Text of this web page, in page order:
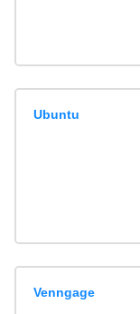
Ubuntu
Venngage